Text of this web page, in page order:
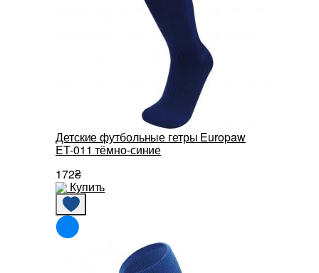
Детские футбольные гетры Europaw
ET-011 тёмно-синие
172₴
Купить